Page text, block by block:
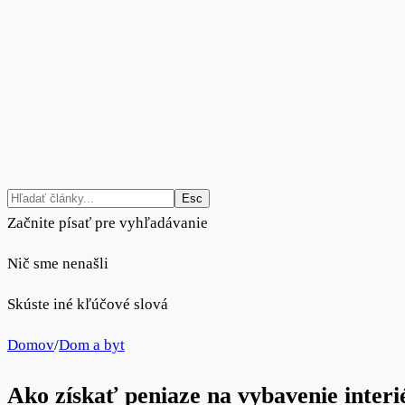
Esc
Začnite písať pre vyhľadávanie
Nič sme nenašli
Skúste iné kľúčové slová
Domov/Dom a byt
Ako získať peniaze na vybavenie